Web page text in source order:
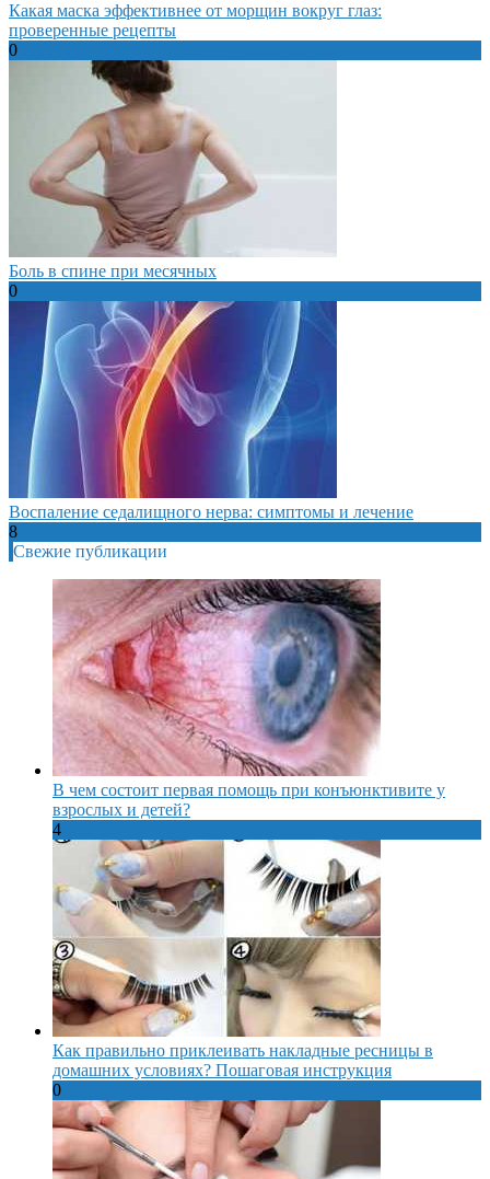
Какая маска эффективнее от морщин вокруг глаз:
проверенные рецепты
0
Боль в спине при месячных
0
Воспаление седалищного нерва: симптомы и лечение
8
Свежие публикации
В чем состоит первая помощь при конъюнктивите у
взрослых и детей?
4
Как правильно приклеивать накладные ресницы в
домашних условиях? Пошаговая инструкция
0